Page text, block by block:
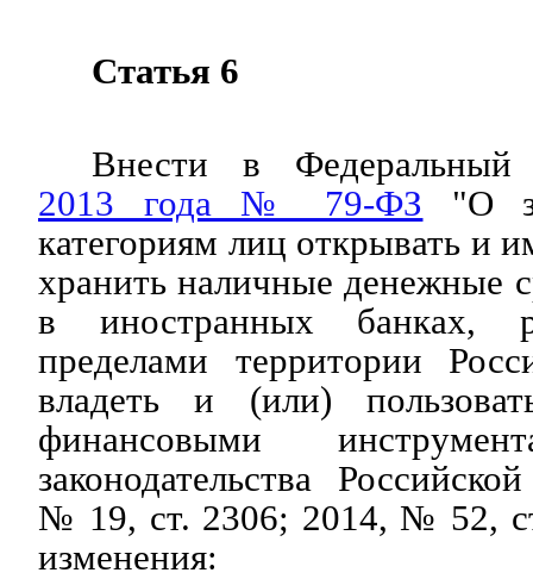
Статья 6
Внести в
2013 года № 79-ФЗ "О
категориям лиц открывать и
хранить наличные денежные
в иностранных банках,
пределами территории
владеть и (или)
финансовыми
законодательства
№ 19, ст. 2306; 2014, № 52,
изменения: